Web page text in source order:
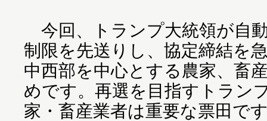
今回、トランプ大統領が自
制限を先送りし、協定締結を
中西部を中心とする農家、畜
めです。再選を目指すトラン
家・畜産業者は重要な票田で